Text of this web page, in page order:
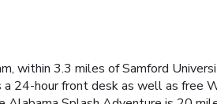
within 3.3 miles of Samford
24-hour front desk as well as free